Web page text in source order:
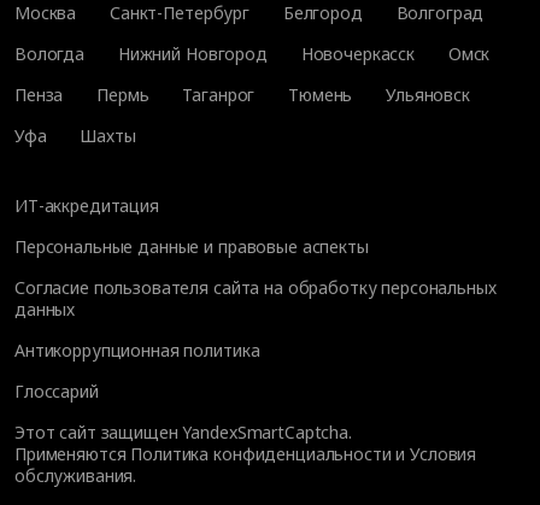
Москва
Санкт-Петербург Белгород
Волгоград
Вологда
Нижний Новгород Новочеркасск
Омск
Пенза
Пермь Таганрог Тюмень
Ульяновск
Уфа
Шахты
ИТ-аккредитация
Персональные данные и правовые аспекты
Согласие пользователя сайта на обработку персональных
данных
Антикоррупционная политика
Глоссарий
Этот сайт защищен YandexSmartCaptcha.
Применяются Политика конфиденциальности иУсловия
обслуживания.